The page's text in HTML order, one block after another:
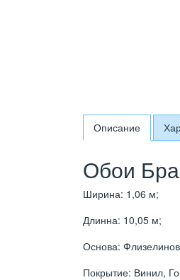
Описание
Обои
Ширина: 1,06 м;
Длинна: 10,05 м;
Основа:
Покрытие: Винил,